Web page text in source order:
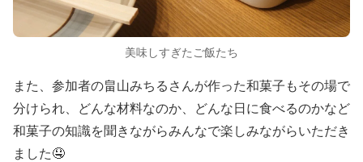
美味しすぎたご飯たち
また、参加者の畠山みちるさんが作った和菓子もその場で
分けられ、どんな材料なのか、どんな日に食べるのかなど
和菓子の知識を聞きながらみんなで楽しみながらいただき
ました🤤